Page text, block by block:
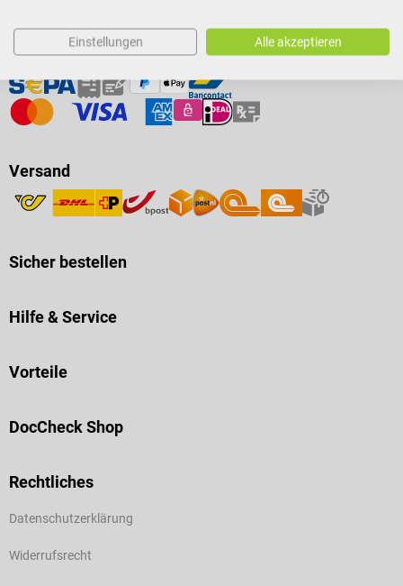
Zahlungsarten
Versand
Sicher bestellen
Hilfe & Service
Vorteile
DocCheck Shop
Rechtliches
Datenschutzerklärung
Widerrufsrecht
Einstellungen Alle akzeptieren